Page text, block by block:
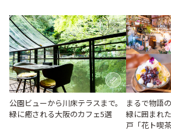
公園ビューから川床テラスまで。
緑に癒される大阪のカフェ5選
まるで物語
緑に囲まれ
戸「花ト喫